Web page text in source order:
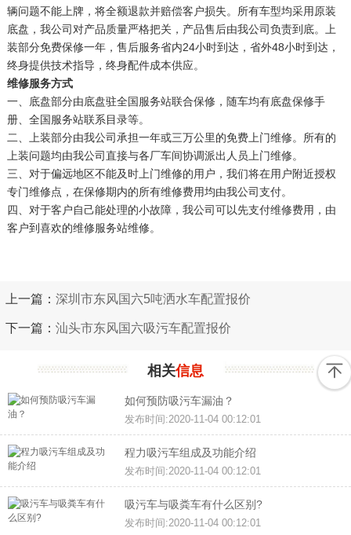
辆问题不能上牌，将全额退款并赔偿客户损失。所有车型均采用原装
底盘，我公司对产品质量严格把关，产品售后由我公司负责到底。上
装部分免费保修一年，售后服务省内24小时到达，省外48小时到达，
终身提供技术指导，终身配件成本供应。
维修服务方式
一、底盘部分由底盘驻全国服务站联合保修，随车均有底盘保修手
册、全国服务站联系目录等。
二、上装部分由我公司承担一年或三万公里的免费上门维修。所有的
上装问题均由我公司直接与各厂车间协调派出人员上门维修。
三、对于偏远地区不能及时上门维修的用户，我们将在用户附近授权
专门维修点，在保修期内的所有维修费用均由我公司支付。
四、对于客户自己能处理的小故障，我公司可以先支付维修费用，由
客户到喜欢的维修服务站维修。
上一篇： 深圳市东风国六5吨洒水车配置报价
下一篇： 汕头市东风国六吸污车配置报价
相关信息
如何预防吸污车漏油？
发布时间:2020-11-04 00:12:01
程力吸污车组成及功能介绍
发布时间:2020-11-04 00:12:01
吸污车与吸粪车有什么区别?
发布时间:2020-11-04 00:12:01